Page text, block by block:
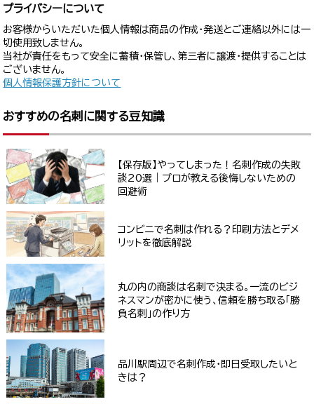
プライバシーについて
お客様からいただいた個人情報は商品の作成・発送とご連絡以外には一
切使用致しません。
当社が責任をもって安全に蓄積・保管し、第三者に譲渡・提供することは
ございません。
個人情報保護方針について
おすすめの名刺に関する豆知識
【保存版】やってしまった！名刺作成の失敗
談20選｜プロが教える後悔しないための
回避術
コンビニで名刺は作れる？印刷方法とデメ
リットを徹底解説
丸の内の商談は名刺で決まる。一流のビジ
ネスマンが密かに使う、信頼を勝ち取る「勝
負名刺」の作り方
品川駅周辺で名刺作成・即日受取したいと
きは？